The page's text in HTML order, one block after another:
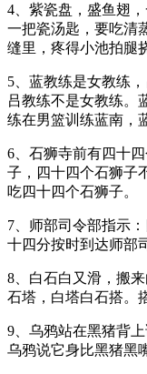
4、紫瓷盘，盛鱼翅
一把瓷汤匙，要吃清
缝里，疼得小池拍腿
5、蓝教练是女教练
吕教练不是女教练。
练在男篮训练蓝南，
6、石狮寺前有四十
子，四十四个石狮子
吃四十四个石狮子。
7、师部司令部指示
十四分按时到达师部
8、白石白又滑，搬
石塔，白塔白石搭。
9、乌鸦站在黑猪背
乌鸦说它身比黑猪黑